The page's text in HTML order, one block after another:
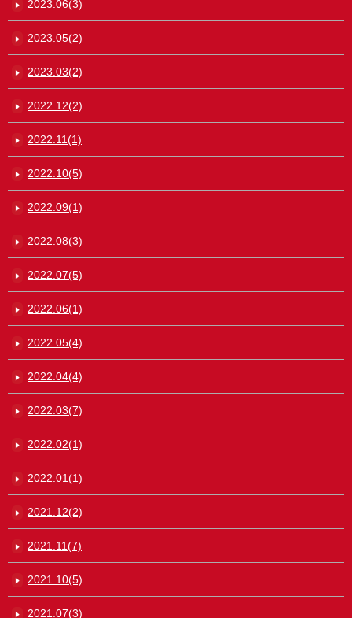
2023.06(3)
2023.05(2)
2023.03(2)
2022.12(2)
2022.11(1)
2022.10(5)
2022.09(1)
2022.08(3)
2022.07(5)
2022.06(1)
2022.05(4)
2022.04(4)
2022.03(7)
2022.02(1)
2022.01(1)
2021.12(2)
2021.11(7)
2021.10(5)
2021.07(3)